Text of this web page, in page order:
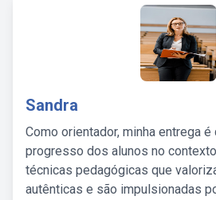
Sandra
Como orientador, minha entrega
progresso dos alunos no
técnicas pedagógicas que
autênticas e são impulsionadas